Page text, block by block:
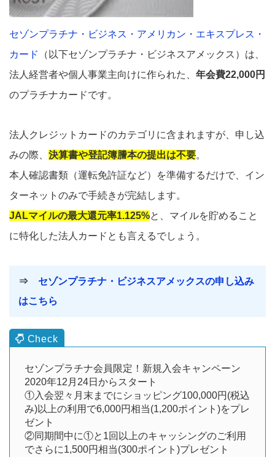
セゾンプラチナ・ビジネス・アメリカン・エキスプレス・
カード
（以下セゾンプラチナ・ビジネスアメックス）は、
法人経営者や個人事業主向けに作られた、 年会費22,000円
のプラチナカードです。
法人クレジットカードのカテゴリに含まれますが、申し込
みの際、 決算書や登記簿謄本の提出は不要。
本人確認書類（運転免許証など）を準備するだけで、イン
ターネットのみで手続きが完結します。
JALマイルの最大還元率1.125%と、マイルを貯めること
に特化した法人カードとも言えるでしょう。
⇒ セゾンプラチナ・ビジネスアメックスの申し込み
はこちら
セゾンプラチナ会員限定！新規入会キャンペーン
2020年12月24日からスタート
①入会翌々月末までにショッピング100,000円(税込
み)以上の利用で6,000円相当(1,200ポイント)をプレ
ゼント
②同期間中に①と1回以上のキャッシングのご利用
でさらに1,500円相当(300ポイント)プレゼント